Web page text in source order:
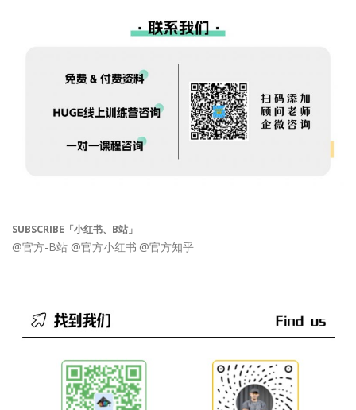
SUBSCRIBE「小红书、B站」
@官方-B站 @官方小红书 @官方知乎